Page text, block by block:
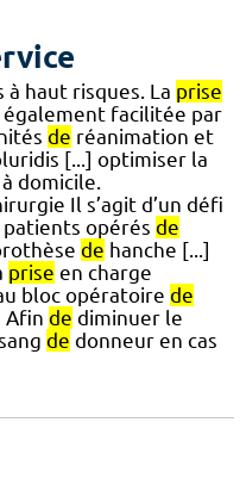
à haut risques. La prise
facilitée par
de réanimation et
[...] optimiser la
domicile.
Il s’agit d’un défi
patients opérés de
de hanche [...]
prise en charge
bloc opératoire de
Afin de diminuer le
de donneur en cas